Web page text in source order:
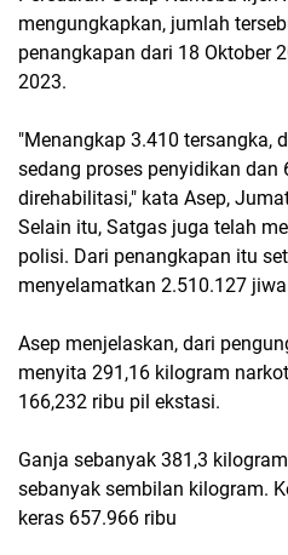
mengungkapkan, jumlah
penangkapan dari 18 Oktober
2023.
"Menangkap 3.410 tersangka,
sedang proses penyidikan dan
direhabilitasi," kata Asep,
Selain itu, Satgas juga telah
polisi. Dari penangkapan itu
menyelamatkan 2.510.127
Asep menjelaskan, dari
menyita 291,16 kilogram
166,232 ribu pil ekstasi.
Ganja sebanyak 381,3
sebanyak sembilan kilogram.
keras 657.966 ribu